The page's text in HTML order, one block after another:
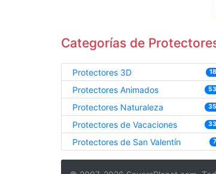
Categorías de
Protectores 3D 18
Protectores Animados 53
Protectores Naturaleza 35
Protectores de Vacaciones 33
Protectores de San Valentín 7